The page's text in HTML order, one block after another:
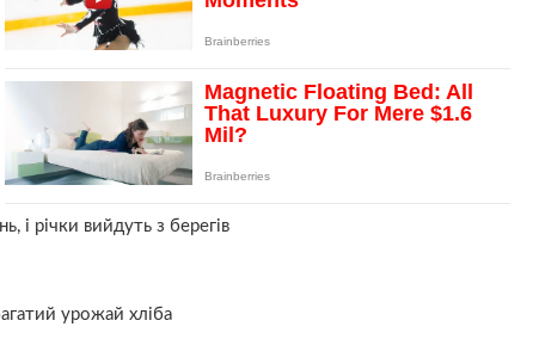
і річки вийдуть з берегів
урожай хліба